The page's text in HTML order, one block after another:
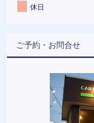
休日
ご予約・お問合せ